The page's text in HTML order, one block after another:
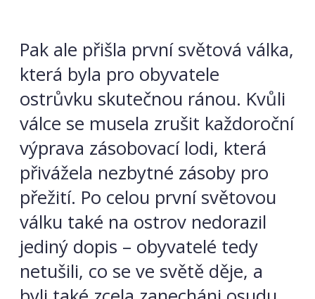
Pak ale přišla první světová válka,
která byla pro obyvatele
ostrůvku skutečnou ránou. Kvůli
válce se musela zrušit každoroční
výprava zásobovací lodi, která
přivážela nezbytné zásoby pro
přežití. Po celou první světovou
válku také na ostrov nedorazil
jediný dopis – obyvatelé tedy
netušili, co se ve světě děje, a